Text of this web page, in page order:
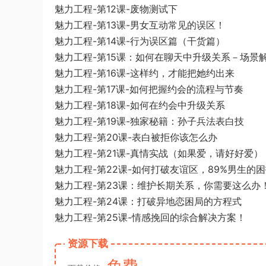
魅力工程-第12课-废物测试下
魅力工程-第13课-男女互动常见的误区！
魅力工程-第14课-行为误区篇（干货篇）
魅力工程-第15课：如何在聊天中升级关系－场景
魅力工程-第16课-这样约，才能把她约出来
魅力工程-第17课-如何把握约会的流程与节奏
魅力工程-第18课-如何在约会中升级关系
魅力工程-第19课-独家秘籍：孙子兵法表白技
魅力工程-第20课-表白被拒你该怎么办
魅力工程-第21课-真情实战（如果爱，请好好爱）
魅力工程-第22课-如何打破友谊区，89%男生的
魅力工程-第23课：维护长期关系，你需要这么办！
魅力工程-第24课：打破异地恋困局的方程式
魅力工程-第25课-情感挽回的综合解决方案！
资源下载